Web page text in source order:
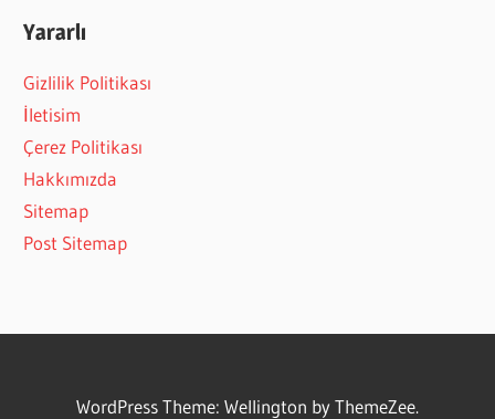
Yararlı
Gizlilik Politikası
İletisim
Çerez Politikası
Hakkımızda
Sitemap
Post Sitemap
WordPress Theme: Wellington by ThemeZee.